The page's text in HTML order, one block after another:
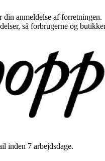
anmeldelse af forretningen.
så forbrugerne og
inden 7 arbejdsdage.